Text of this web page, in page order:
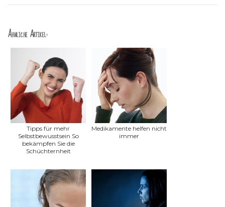
Ähnliche Artikel:
Tipps für mehr
Selbstbewusstsein So
bekämpfen Sie die
Schüchternheit
Medikamente helfen nicht
immer